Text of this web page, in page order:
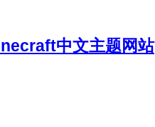
中文主题网站